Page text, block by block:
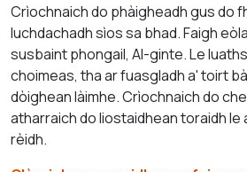
Crìochnaich do phàigheadh gus do
luchdachadh sìos sa bhad. Faigh
susbaint phongail, AI-ginte. Le
choimeas, tha ar fuasgladh a' toirt
dòighean làimhe. Crìochnaich do
atharraich do liostaidhean toraidh le
rèidh.